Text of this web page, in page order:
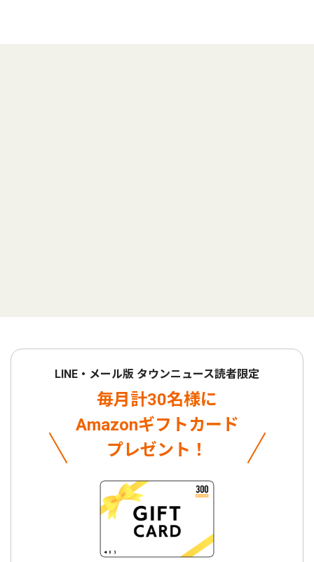
LINE・メール版 タウンニュース読者限定
毎月計30名様に
Amazonギフトカード
プレゼント！